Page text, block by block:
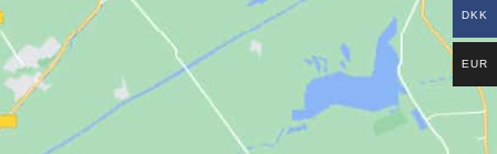
DKK
EUR